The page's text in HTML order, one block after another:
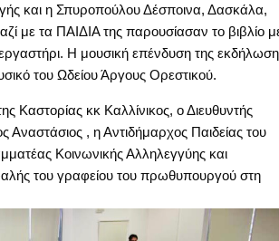
και η Σπυροπούλου Δέσποινα, Δασκάλα,
με τα ΠΑΙΔΙΑ της παρουσίασαν το βιβλίο
Η μουσική επένδυση της
του Ωδείου Άργους Ορεστικού.
Καστορίας κκ Καλλίνικος, ο Διευθυντής
, η Αντιδήμαρχος Παιδείας του
Κοινωνικής Αλληλεγγύης και
του γραφείου του πρωθυπουργού στη